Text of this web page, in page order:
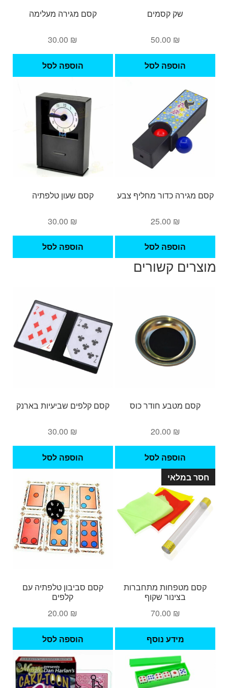
שק קסמים
50.00 ₪
הוספה לסל
קסם מגירה מעלימה
30.00 ₪
הוספה לסל
קסם מגירה כדור מחליף צבע
25.00 ₪
הוספה לסל
קסם שעון טלפתיה
30.00 ₪
הוספה לסל
מוצרים קשורים
קסם מטבע חודר כוס
20.00 ₪
הוספה לסל
קסם קלפים שביעיות בארנק
30.00 ₪
הוספה לסל
חסר במלאי
קסם מטפחות מתחברות
בצינור שקוף
70.00 ₪
מידע נוסף
קסם סביבון טלפתיה עם
קלפים
20.00 ₪
הוספה לסל